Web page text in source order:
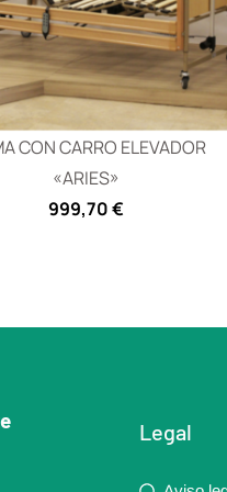
CON CARRO ELEVADOR
«ARIES»
999,70€
Legal